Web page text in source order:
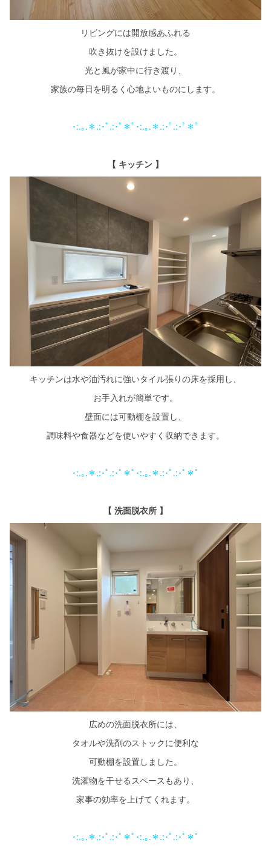
リビングには開放感あふれる
吹き抜けを設けました。
光と風が家中に行き渡り、
家族の毎日を明るく心地よいものにします。
･:.｡.＊.:･ﾟ.:･ﾟ＊ﾟ･:.｡.＊.:･ﾟ.:･ﾟ＊ﾟ
【 キッチン 】
キッチンは水や油汚れに強いタイル張りの床を採用し、
お手入れが簡単です。
壁面には可動棚を設置し、
調味料や食器などを使いやすく収納できます。
･:.｡.＊.:･ﾟ.:･ﾟ＊ﾟ･:.｡.＊.:･ﾟ.:･ﾟ＊ﾟ
【 洗面脱衣所 】
広めの洗面脱衣所には、
タオルや洗剤のストックに便利な
可動棚を設置しました。
洗濯物を干せるスペースもあり、
家事の効率を上げてくれます。
･:.｡.＊.:･ﾟ.:･ﾟ＊ﾟ･:.｡.＊.:･ﾟ.:･ﾟ＊ﾟ